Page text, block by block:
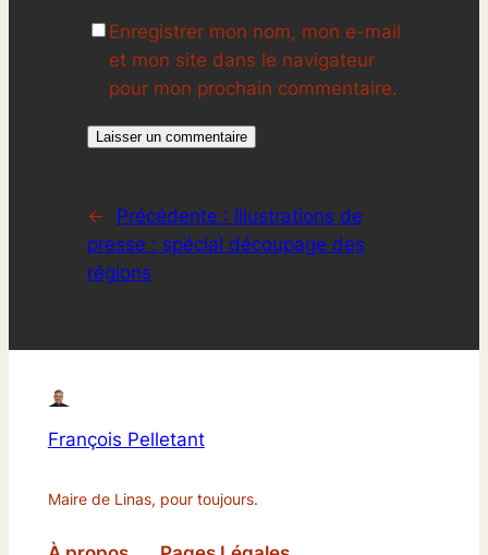
Enregistrer mon nom, mon e-mail
et mon site dans le navigateur
pour mon prochain commentaire.
← Précédente : Illustrations de
presse : spécial découpage des
régions
François Pelletant
Maire de Linas, pour toujours.